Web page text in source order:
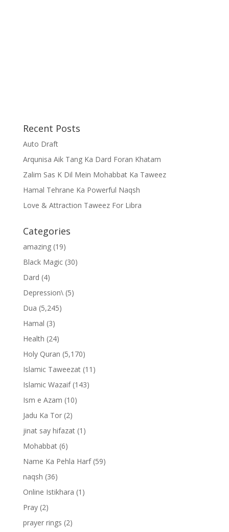
Recent Posts
Auto Draft
Arqunisa Aik Tang Ka Dard Foran Khatam
Zalim Sas K Dil Mein Mohabbat Ka Taweez
Hamal Tehrane Ka Powerful Naqsh
Love & Attraction Taweez For Libra
Categories
amazing(19)
Black Magic(30)
Dard (4)
Depression\(5)
Dua (5,245)
Hamal (3)
Health (24)
Holy Quran (5,170)
Islamic Taweezat(11)
Islamic Wazaif(143)
Ism e Azam (10)
Jadu Ka Tor(2)
jinat say hifazat(1)
Mohabbat(6)
Name Ka Pehla Harf(59)
naqsh (36)
Online Istikhara (1)
Pray(2)
prayer rings (2)